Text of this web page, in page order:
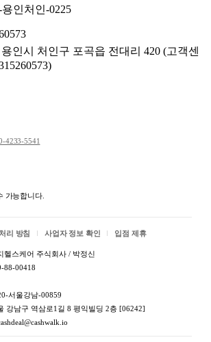
용인처인-0225
인시 처인구 포곡읍 전대리 420 (고객센
4233-5541
가능합니다.
리 방침 사업자 정보 확인 입점 제휴
헬스케어 주식회사 / 박정신
88-00418
서울강남-00859
강남구 역삼로1길 8 평익빌딩 2층 [06242]